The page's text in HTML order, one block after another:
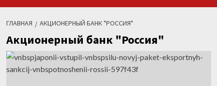
ГЛАВНАЯ АКЦИОНЕРНЫЙ БАНК "РОССИЯ"
Акционерный банк "Россия"